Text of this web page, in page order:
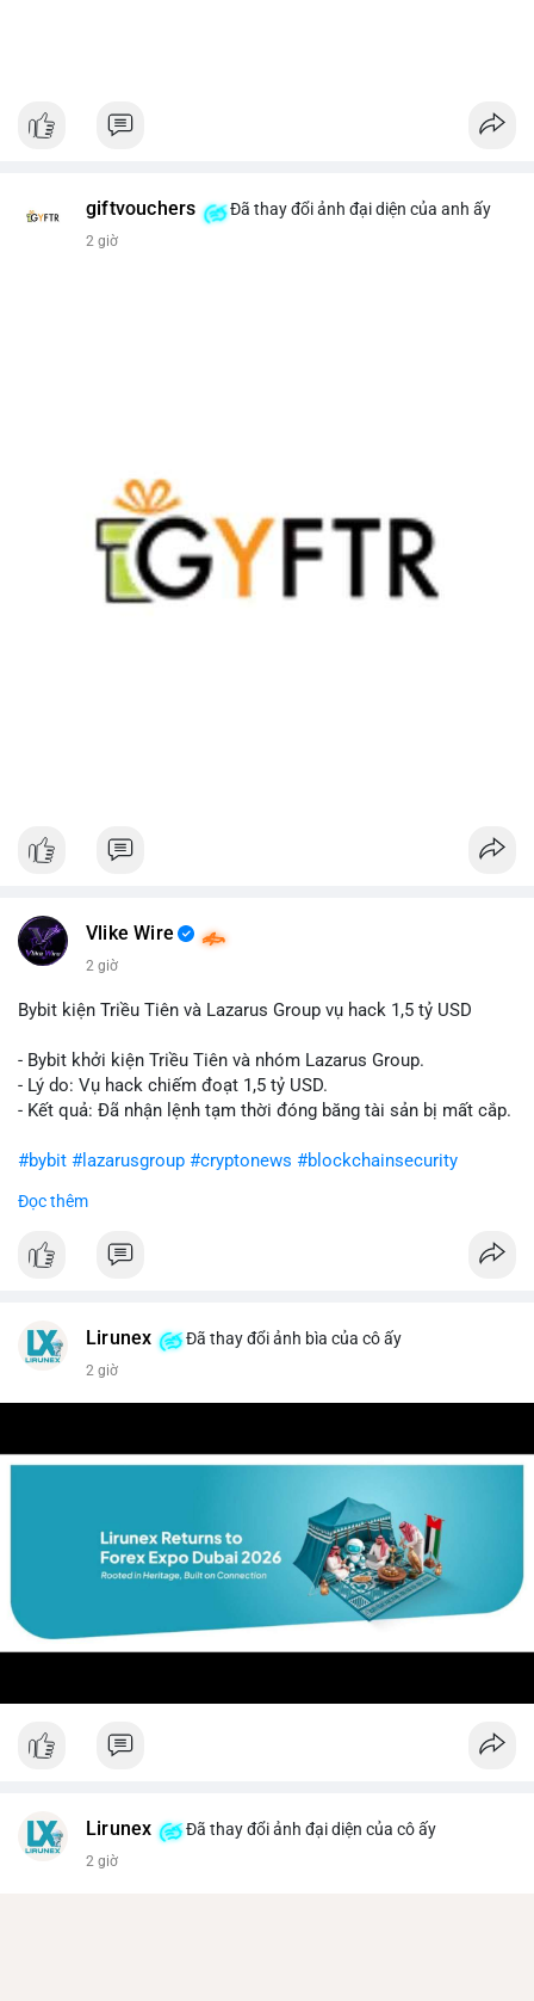
giftvouchers Đã thay đổi ảnh đại diện của anh ấy
2 giờ
Vlike Wire
2 giờ
Bybit kiện Triều Tiên và Lazarus Group vụ hack 1,5 tỷ USD
- Bybit khởi kiện Triều Tiên và nhóm Lazarus Group.
- Lý do: Vụ hack chiếm đoạt 1,5 tỷ USD.
- Kết quả: Đã nhận lệnh tạm thời đóng băng tài sản bị mất cắp.
#bybit #lazarusgroup #cryptonews #blockchainsecurity
$btc $eth
#vlikevn #titanbot
Đọc thêm
Lirunex Đã thay đổi ảnh bìa của cô ấy
2 giờ
Lirunex Đã thay đổi ảnh đại diện của cô ấy
2 giờ